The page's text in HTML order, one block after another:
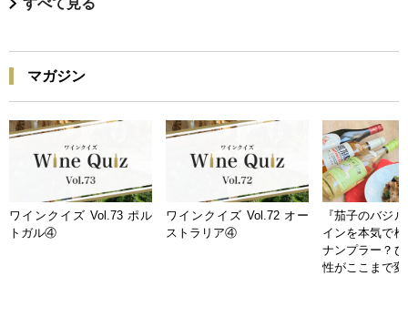
マガジン
ワインクイズ Vol.73 ポル
トガル④
ワインクイズ Vol.72 オー
ストラリア④
『茄子のバジ
インを本気で
ナンプラー？
性がここまで